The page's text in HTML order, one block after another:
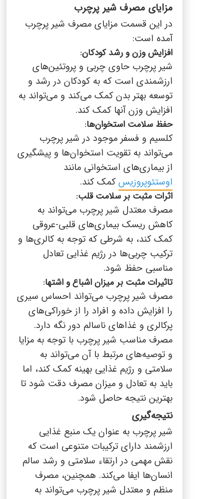
مزایای مصرف شیر پرچرب
در این قسمت مزایای مصرف شیر پرچرب
آمده است:
افزایش وزن و رشد کودکان:
شیر پرچرب حاوی چربی و پروتئین‌های
ارزشمندی است که به کودکان در رشد و
توسعه بهتر بدن کمک می‌کند و می‌تواند به
افزایش وزن آنها کمک کند.
حفظ سلامت استخوان‌ها:
کلسیم و فسفر موجود در شیر پرچرب
می‌تواند به تقویت استخوان‌ها و پیشگیری
از بیماری‌های استخوانی مانند
اوستئوپروزیسکمک کند.
اثرات مثبت بر سلامت قلب:
مصرف معتدل شیر پرچرب می‌تواند به
کاهش ریسک بیماری‌های قلبی-عروقی
کمک کند، به شرطی که توجه به کالری‌ها و
ترکیب چربی‌ها در رژیم غذایی تعادل
مناسبی حفظ شود.
تاثیرات مثبت بر میزان اشباع و اشتها:
مصرف شیر پرچرب می‌تواند احساس سیری
را افزایش داده و افراد را از خوراکی‌های
پرکالری و غذاهای ناسالم دور نگه دارد.
مصرف مناسب شیر پرچرب با توجه به مزایا
و توصیه‌های مرتبط با آن می‌تواند به
سلامتی و رژیم غذایی بهینه کمک کند، اما
باید به تعادل و میزان مصرف دقت شود تا
بهترین نتیجه حاصل شود.
نتیجه‌گیری
شیر پرچرب به عنوان یک منبع غذایی
ارزشمند دارای ترکیبات متنوعی است که
نقش مهمی در ارتقاء سلامتی و رشد سالم
انسان‌ها ایفا می‌کند. همچنین، مصرف
منظم و معتدل شیر پرچرب می‌تواند به